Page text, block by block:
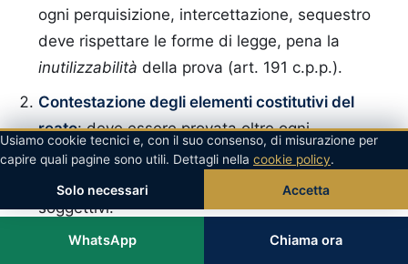
ogni perquisizione, intercettazione, sequestro
deve rispettare le forme di legge, pena la
inutilizzabilità della prova (art. 191 c.p.p.).
Contestazione degli elementi costitutivi del
reato: deve essere provata oltre ogni
ragionevole dubbio (art. 533 c.p.p.) la
sussistenza di tutti gli elementi oggettivi e
soggettivi.
Investigazioni difensive
(art. 391-bis ss. c.p.p.):
WhatsApp Chiama ora
Usiamo cookie tecnici e, con il suo consenso, di misurazione per
capire quali pagine sono utili. Dettagli nella cookie policy.
Solo necessari Accetta